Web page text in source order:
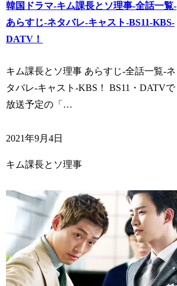
韓国ドラマ-キム課長とソ理事-全話一覧-
あらすじ-ネタバレ-キャスト-BS11-KBS-
DATV！
キム課長とソ理事 あらすじ-全話一覧-ネ
タバレ-キャスト-KBS！ BS11・DATVで
放送予定の「…
2021年9月4日
キム課長とソ理事